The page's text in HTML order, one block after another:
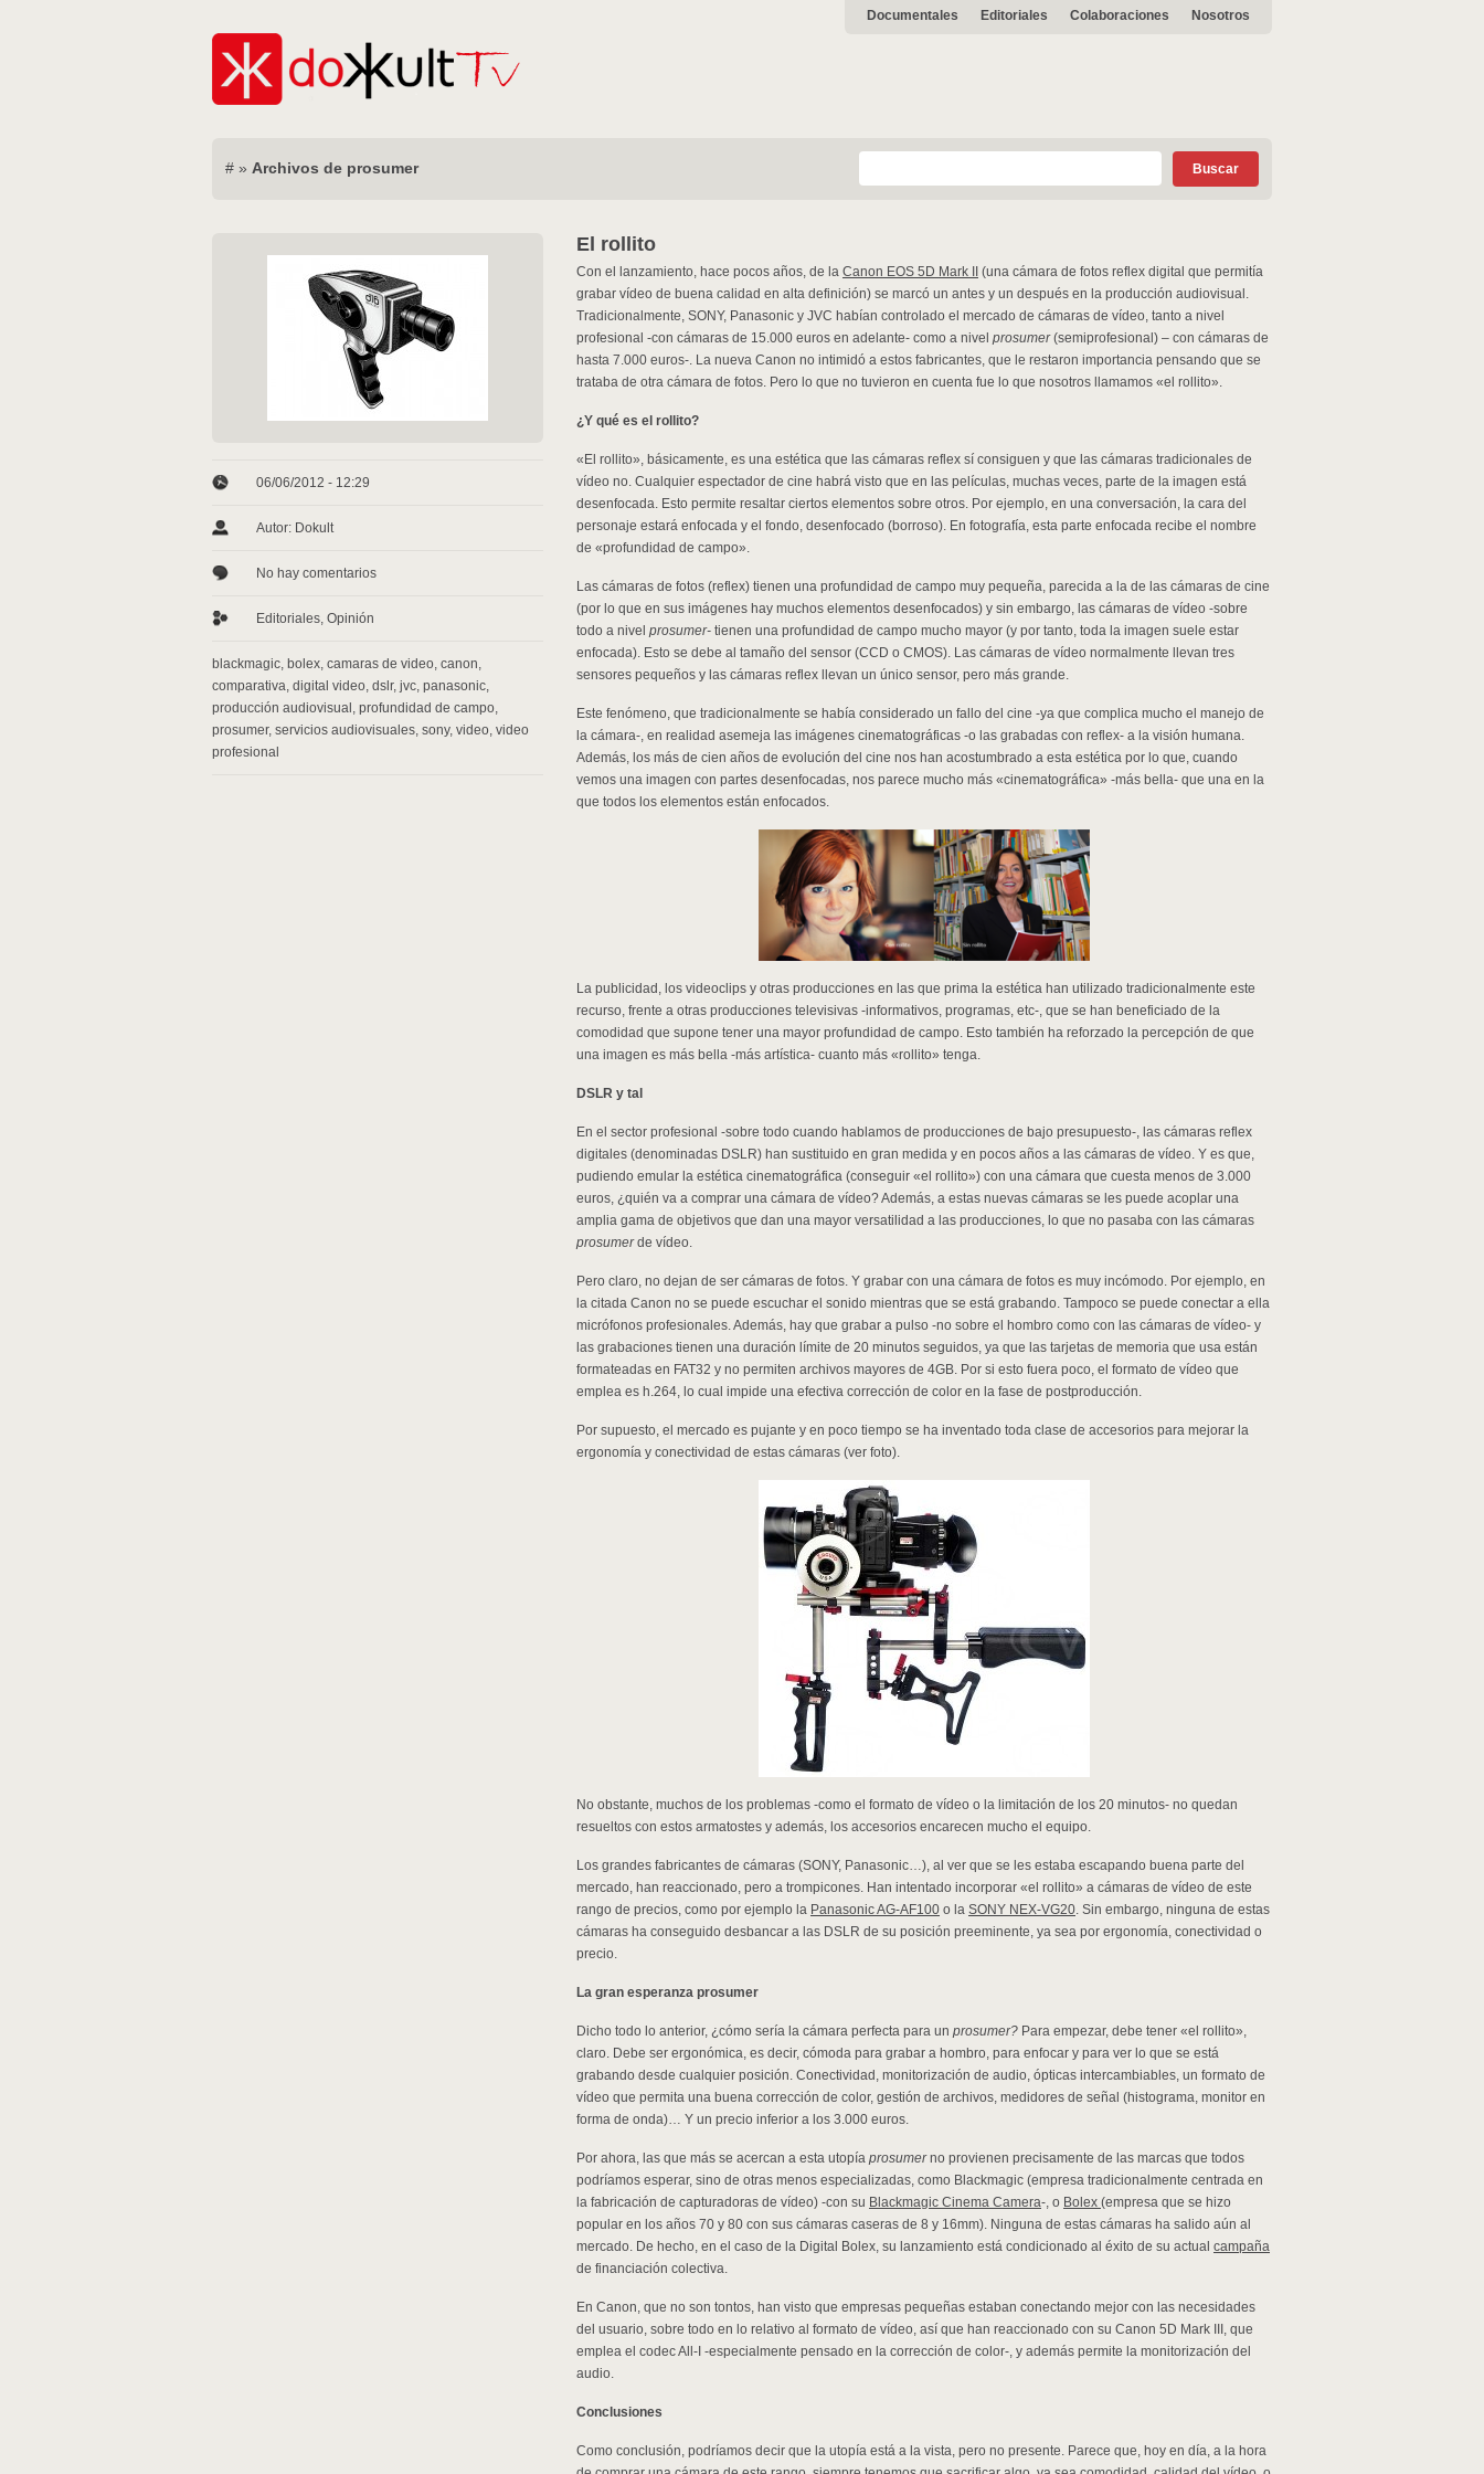
Documentales Editoriales Colaboraciones Nosotros
# » Archivos de prosumer
06/06/2012 - 12:29
Autor: Dokult
No hay comentarios
Editoriales, Opinión
blackmagic, bolex, camaras de video, canon,
comparativa, digital video, dslr, jvc, panasonic,
producción audiovisual , profundidad de campo,
prosumer, servicios audiovisuales, sony, video, video
profesional
El rollito
Con el lanzamiento, hace pocos años, de la Canon EOS 5D Mark II
(una cámara de fotos reflex digital que permitía
grabar vídeo de buena calidad en alta definición) se marcó un antes y un después en la producción audiovisual.
Tradicionalmente, SONY, Panasonic y JVC habían controlado el mercado de cámaras de vídeo, tanto a nivel
profesional -con cámaras de 15.000 euros en adelante- como a nivel prosumer(semiprofesional) – con cámaras de
hasta 7.000 euros-. La nueva Canon no intimidó a estos fabricantes, que le restaron importancia pensando que se
trataba de otra cámara de fotos. Pero lo que no tuvieron en cuenta fue lo que nosotros llamamos «el rollito».
¿Y qué es el rollito?
«El rollito», básicamente, es una estética que las cámaras reflex sí consiguen y que las cámaras tradicionales de
vídeo no. Cualquier espectador de cine habrá visto que en las películas, muchas veces, parte de la imagen está
desenfocada. Esto permite resaltar ciertos elementos sobre otros. Por ejemplo, en una conversación, la cara del
personaje estará enfocada y el fondo, desenfocado (borroso). En fotografía, esta parte enfocada recibe el nombre
de «profundidad de campo».
Las cámaras de fotos (reflex) tienen una profundidad de campo muy pequeña, parecida a la de las cámaras de cine
(por lo que en sus imágenes hay muchos elementos desenfocados) y sin embargo, las cámaras de vídeo -sobre
todo a nivel prosumer- tienen una profundidad de campo mucho mayor (y por tanto, toda la imagen suele estar
enfocada). Esto se debe al tamaño del sensor (CCD o CMOS). Las cámaras de vídeo normalmente llevan tres
sensores pequeños y las cámaras reflex llevan un único sensor, pero más grande.
Este fenómeno, que tradicionalmente se había considerado un fallo del cine -ya que complica mucho el manejo de
la cámara-, en realidad asemeja las imágenes cinematográficas -o las grabadas con reflex- a la visión humana.
Además, los más de cien años de evolución del cine nos han acostumbrado a esta estética por lo que, cuando
vemos una imagen con partes desenfocadas, nos parece mucho más «cinematográfica» -más bella- que una en la
que todos los elementos están enfocados.
La publicidad, los videoclips y otras producciones en las que prima la estética han utilizado tradicionalmente este
recurso, frente a otras producciones televisivas -informativos, programas, etc-, que se han beneficiado de la
comodidad que supone tener una mayor profundidad de campo. Esto también ha reforzado la percepción de que
una imagen es más bella -más artística- cuanto más «rollito» tenga.
DSLR y tal
En el sector profesional -sobre todo cuando hablamos de producciones de bajo presupuesto-, las cámaras reflex
digitales (denominadas DSLR) han sustituido en gran medida y en pocos años a las cámaras de vídeo. Y es que,
pudiendo emular la estética cinematográfica (conseguir «el rollito») con una cámara que cuesta menos de 3.000
euros, ¿quién va a comprar una cámara de vídeo? Además, a estas nuevas cámaras se les puede acoplar una
amplia gama de objetivos que dan una mayor versatilidad a las producciones, lo que no pasaba con las cámaras
prosumerde vídeo.
Pero claro, no dejan de ser cámaras de fotos. Y grabar con una cámara de fotos es muy incómodo. Por ejemplo, en
la citada Canon no se puede escuchar el sonido mientras que se está grabando. Tampoco se puede conectar a ella
micrófonos profesionales. Además, hay que grabar a pulso -no sobre el hombro como con las cámaras de vídeo- y
las grabaciones tienen una duración límite de 20 minutos seguidos, ya que las tarjetas de memoria que usa están
formateadas en FAT32 y no permiten archivos mayores de 4GB. Por si esto fuera poco, el formato de vídeo que
emplea es h.264, lo cual impide una efectiva corrección de color en la fase de postproducción.
Por supuesto, el mercado es pujante y en poco tiempo se ha inventado toda clase de accesorios para mejorar la
ergonomía y conectividad de estas cámaras (ver foto).
No obstante, muchos de los problemas -como el formato de vídeo o la limitación de los 20 minutos- no quedan
resueltos con estos armatostes y además, los accesorios encarecen mucho el equipo.
Los grandes fabricantes de cámaras (SONY, Panasonic…), al ver que se les estaba escapando buena parte del
mercado, han reaccionado, pero a trompicones. Han intentado incorporar «el rollito» a cámaras de vídeo de este
rango de precios, como por ejemplo la Panasonic AG-AF100 o la SONY NEX-VG20. Sin embargo, ninguna de estas
cámaras ha conseguido desbancar a las DSLR de su posición preeminente, ya sea por ergonomía, conectividad o
precio.
La gran esperanza prosumer
Dicho todo lo anterior, ¿cómo sería la cámara perfecta para un prosumer? Para empezar, debe tener «el rollito»,
claro. Debe ser ergonómica, es decir, cómoda para grabar a hombro, para enfocar y para ver lo que se está
grabando desde cualquier posición. Conectividad, monitorización de audio, ópticas intercambiables, un formato de
vídeo que permita una buena corrección de color, gestión de archivos, medidores de señal (histograma, monitor en
forma de onda)… Y un precio inferior a los 3.000 euros.
Por ahora, las que más se acercan a esta utopía prosumerno provienen precisamente de las marcas que todos
podríamos esperar, sino de otras menos especializadas, como Blackmagic (empresa tradicionalmente centrada en
la fabricación de capturadoras de vídeo) -con su Blackmagic Cinema Camera-, o Bolex (empresa que se hizo
popular en los años 70 y 80 con sus cámaras caseras de 8 y 16mm). Ninguna de estas cámaras ha salido aún al
mercado. De hecho, en el caso de la Digital Bolex, su lanzamiento está condicionado al éxito de su actual campaña
de financiación colectiva.
En Canon, que no son tontos, han visto que empresas pequeñas estaban conectando mejor con las necesidades
del usuario, sobre todo en lo relativo al formato de vídeo, así que han reaccionado con su Canon 5D Mark III, que
emplea el codec All-I -especialmente pensado en la corrección de color-, y además permite la monitorización del
audio.
Conclusiones
Como conclusión, podríamos decir que la utopía está a la vista, pero no presente. Parece que, hoy en día, a la hora